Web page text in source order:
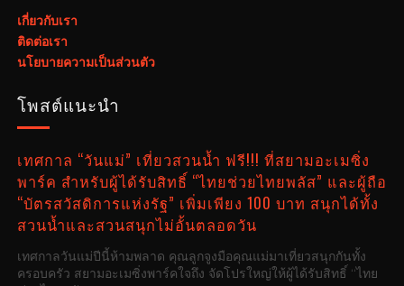
เกี่ยวกับเรา
ติดต่อเรา
นโยบายความเป็นส่วนตัว
โพสต์แนะนำ
เทศกาล “วันแม่” เที่ยวสวนน้ำ ฟรี!!! ที่สยามอะเมซิ่ง
พาร์ค สำหรับผู้ได้รับสิทธิ์ “ไทยช่วยไทยพลัส” และผู้ถือ
“บัตรสวัสดิการแห่งรัฐ” เพิ่มเพียง 100 บาท สนุกได้ทั้ง
สวนน้ำและสวนสนุกไม่อั้นตลอดวัน
เทศกาลวันแม่ปีนี้ห้ามพลาด คุณลูกจูงมือคุณแม่มาเที่ยวสนุกกันทั้ง
ครอบครัว สยามอะเมซิ่งพาร์คใจถึง จัดโปรใหญ่ให้ผู้ได้รับสิทธิ์ “ไทย